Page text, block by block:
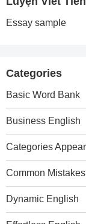
Essay sample
Categories
Basic Word Bank
Business English
Categories
Common Mistakes
Dynamic English